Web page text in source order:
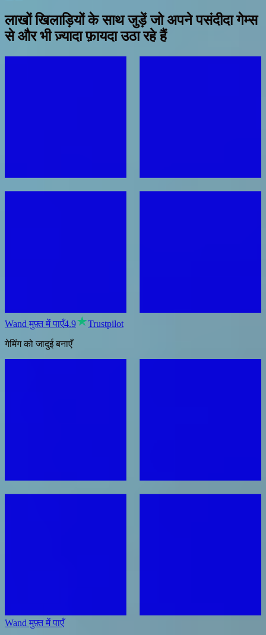
लाखों खिलाड़ियों के साथ जुड़ें जो अपने पसंदीदा गेम्स
से और भी ज़्यादा फ़ायदा उठा रहे हैं
Wand मुफ़्त में पाएँ4.9
Trustpilot
गेमिंग को जादुई बनाएँ
Wand मुफ़्त में पाएँ